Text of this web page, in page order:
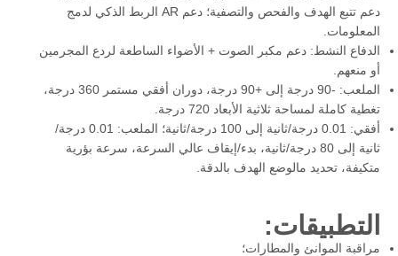
دعم تتبع الهدف والفحص والتصفية؛ دعم AR الربط الذكي لدمج
المعلومات.
الدفاع النشط: دعم مكبر الصوت + الأضواء الساطعة لردع المجرمين
أو منعهم.
الملعب: -90 درجة إلى +90 درجة، دوران أفقي مستمر 360 درجة،
تغطية كاملة لمساحة ثلاثية الأبعاد 720 درجة.
أفقي: 0.01 درجة/ثانية إلى 100 درجة/ثانية؛ الملعب: 0.01 درجة/
ثانية إلى 80 درجة/ثانية، بدء/إيقاف عالي السرعة، سرعة بؤرية
متكيفة، تحديد مالوضع الهدف بالدقة.
التطبيقات:
مراقبة الموانئ والمطارات؛